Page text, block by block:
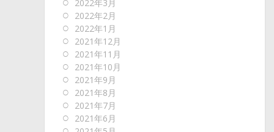
2022年3月
2022年2月
2022年1月
2021年12月
2021年11月
2021年10月
2021年9月
2021年8月
2021年7月
2021年6月